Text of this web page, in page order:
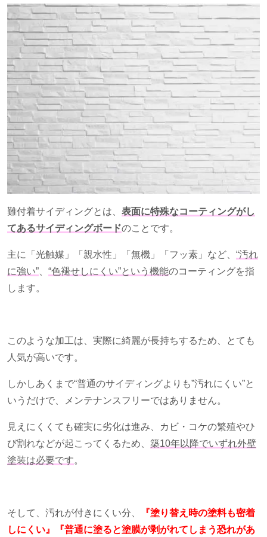
難付着サイディングとは、 表面に特殊なコーティングがし
てあるサイディングボードのことです。
主に「光触媒」「親水性」「無機」「フッ素」など、 “汚れ
に強い”
“色褪せしにくい”という機能のコーティングを指
します。
このような加工は、実際に綺麗が長持ちするため、とても
人気が高いです。
しかしあくまで“普通のサイディングよりも”汚れにくい”と
いうだけで、メンテナンスフリーではありません。
見えにくくても確実に劣化は進み、カビ・コケの繁殖やひ
び割れなどが起こってくるため、 築10年以降でいずれ外壁
塗装は必要です。
そして、汚れが付きにくい分、
『塗り替え時の塗料も密着
しにくい』『普通に塗ると塗膜が剥がれてしまう恐れがあ